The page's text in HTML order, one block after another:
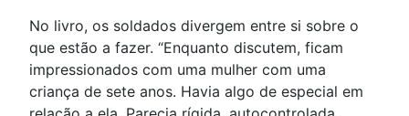
No livro, os soldados divergem entre si sobre o
que estão a fazer. “Enquanto discutem, ficam
impressionados com uma mulher com uma
criança de sete anos. Havia algo de especial em